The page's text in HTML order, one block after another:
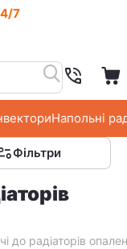
7
Напольні
Фільтри
до радіаторів